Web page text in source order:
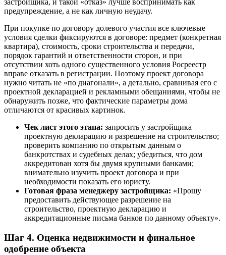
застройщика, и такой «отказ» лучше воспринимать как
предупреждение, а не как личную неудачу.
При покупке по договору долевого участия все ключевые
условия сделки фиксируются в договоре: предмет (конкретная
квартира), стоимость, сроки строительства и передачи,
порядок гарантий и ответственности сторон, и при
отсутствии хоть одного существенного условия Росреестр
вправе отказать в регистрации. Поэтому проект договора
нужно читать не «по диагонали», а детально, сравнивая его с
проектной декларацией и рекламными обещаниями, чтобы не
обнаружить позже, что фактические параметры дома
отличаются от красивых картинок.
Чек лист этого этапа: запросить у застройщика
проектную декларацию и разрешение на строительство;
проверить компанию по открытым данным о
банкротствах и судебных делах; убедиться, что дом
аккредитован хотя бы двумя крупными банками;
внимательно изучить проект договора и при
необходимости показать его юристу.
Готовая фраза менеджеру застройщика: «Прошу
предоставить действующее разрешение на
строительство, проектную декларацию и
аккредитационные письма банков по данному объекту».
Шаг 4. Оценка недвижимости и финальное
одобрение объекта